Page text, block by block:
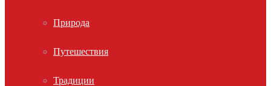
Природа
Путешествия
Традиции